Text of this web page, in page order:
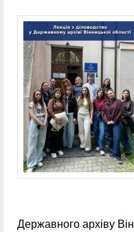
Державного архіву